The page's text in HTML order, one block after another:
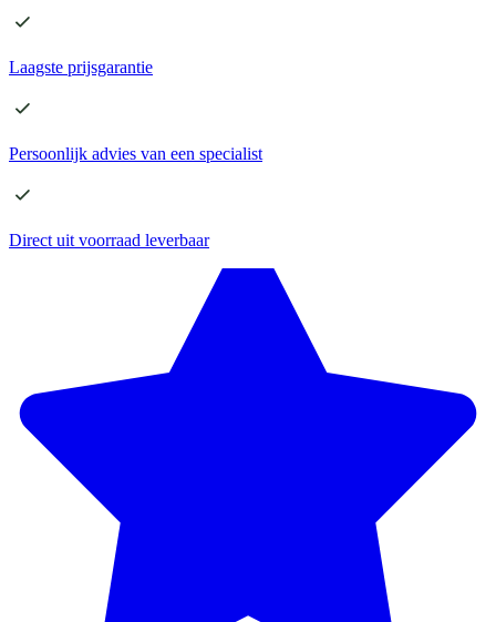
Laagste prijsgarantie
Persoonlijk advies van een specialist
Direct uit voorraad leverbaar